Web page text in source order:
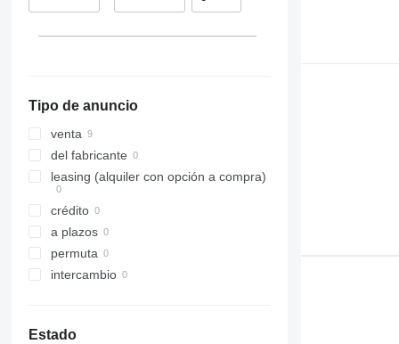
336
340
345
349
374
390
420
432
ZX670
Tipo de anuncio
venta
del fabricante
leasing (alquiler con opción a compra)
crédito
a plazos
permuta
intercambio
Estado